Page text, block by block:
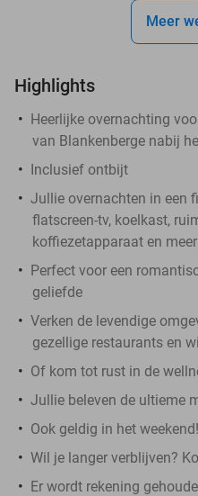
Meer
Highlights
Heerlijke overnachting
van Blankenberge nabij
Inclusief ontbijt
Jullie overnachten in een
flatscreen-tv, koelkast,
koffiezetapparaat en meer
Perfect voor een
geliefde
Verken de levendige
gezellige restaurants en
Of kom tot rust in de
Jullie beleven de ultieme
Ook geldig in het weekend!
Wil je langer verblijven?
Er wordt rekening